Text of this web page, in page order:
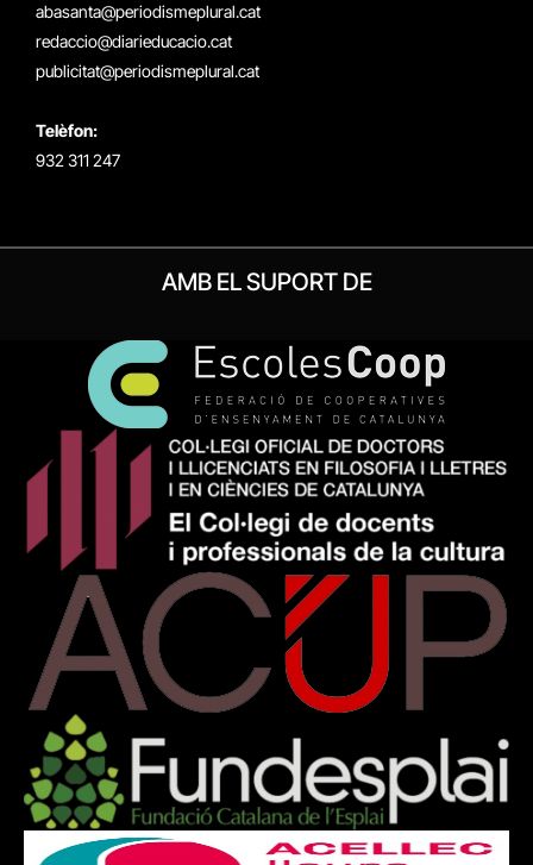
abasanta@periodismeplural.cat
redaccio@diarieducacio.cat
publicitat@periodismeplural.cat
Telèfon:
932 311 247
AMB EL SUPORT DE